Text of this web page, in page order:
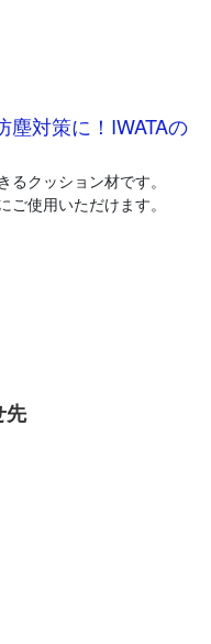
塵対策に！IWATAの
クッション材です。
使用いただけます。
先